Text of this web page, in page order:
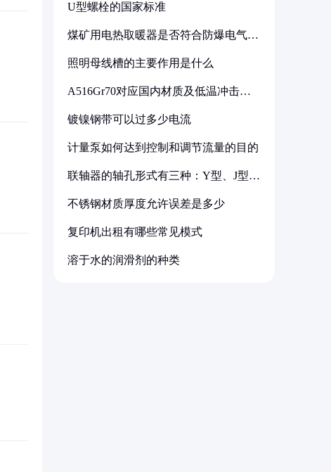
U型螺栓的国家标准
煤矿用电热取暖器是否符合防爆电气设
照明母线槽的主要作用是什么
A516Gr70对应国内材质及低温冲击要
镀镍钢带可以过多少电流
计量泵如何达到控制和调节流量的目的
联轴器的轴孔形式有三种：Y型、J型、
不锈钢材质厚度允许误差是多少
复印机出租有哪些常见模式
溶于水的润滑剂的种类